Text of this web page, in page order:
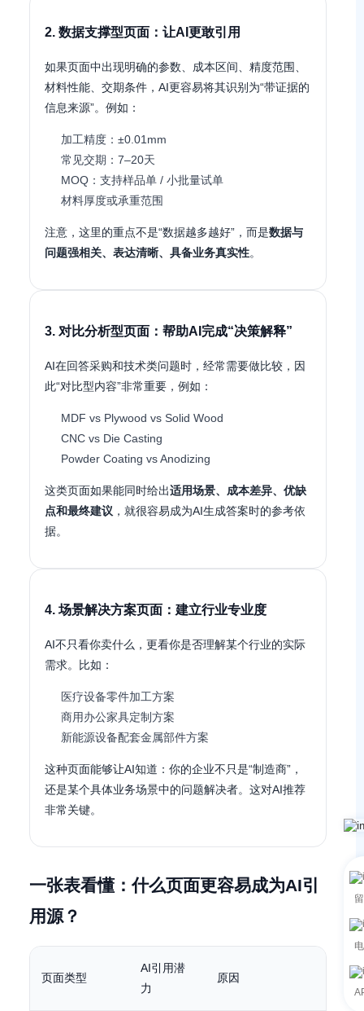
2. 数据支撑型页面：让AI更敢引用
如果页面中出现明确的参数、成本区间、精度范围、
材料性能、交期条件，AI更容易将其识别为“带证据的
信息来源”。例如：
加工精度：±0.01mm
常见交期：7–20天
MOQ：支持样品单 / 小批量试单
材料厚度或承重范围
注意，这里的重点不是“数据越多越好”，而是数据与
问题强相关、表达清晰、具备业务真实性。
3. 对比分析型页面：帮助AI完成“决策解释”
AI在回答采购和技术类问题时，经常需要做比较，因
此“对比型内容”非常重要，例如：
MDF vs Plywood vs Solid Wood
CNC vs Die Casting
Powder Coating vs Anodizing
这类页面如果能同时给出适用场景、成本差异、优缺
点和最终建议 ，就很容易成为AI生成答案时的参考依
据。
4. 场景解决方案页面：建立行业专业度
AI不只看你卖什么，更看你是否理解某个行业的实际
需求。比如：
医疗设备零件加工方案
商用办公家具定制方案
新能源设备配套金属部件方案
这种页面能够让AI知道：你的企业不只是“制造商”，
还是某个具体业务场景中的问题解决者。这对AI推荐
非常关键。
一张表看懂：什么页面更容易成为AI引
用源？
页面类型
AI引用潜
力
原因